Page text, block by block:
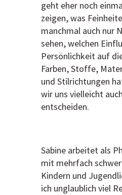
geht eher noch
zeigen, was
manchmal auch nur
sehen, welchen
Persönlichkeit auf
Farben, Stoffe,
und Stilrichtungen
wir uns vielleicht
entscheiden.
Sabine arbeitet als
mit mehrfach
Kindern und
ich unglaublich viel